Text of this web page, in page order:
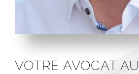
VOTRE AVOCAT AU